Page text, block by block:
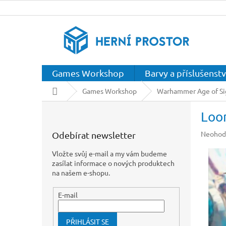
na
Games Workshop Barvy a
Domů Games Workshop Warhammer Age of
Odebírat newsletter
Vložte svůj e-mail a my vám budeme
zasílat informace o nových produktech
na našem e-shopu.
E-mail
PŘIHLÁSIT SE
0,0